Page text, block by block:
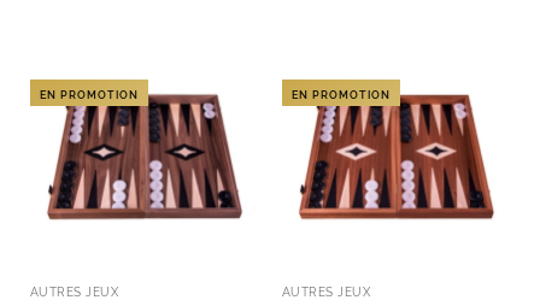
EN PROMOTION
AUTRES JEUX
EN PROMOTION
AUTRES JEUX